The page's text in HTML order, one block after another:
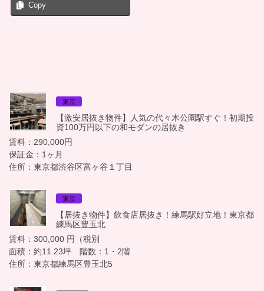
Copy
東京
【激安居抜き物件】人気の代々木公園駅すぐ！初期投
資100万円以下の和モダンの居抜き
賃料：290,000円
保証金：1ヶ月
住所：東京都渋谷区富ヶ谷１丁目
東京
【居抜き物件】飲食店居抜き！練馬駅好立地！東京都
練馬区豊玉北
賃料：300,000 円（税別
面積：約11.23坪 階数：1・2階
住所：東京都練馬区豊玉北5